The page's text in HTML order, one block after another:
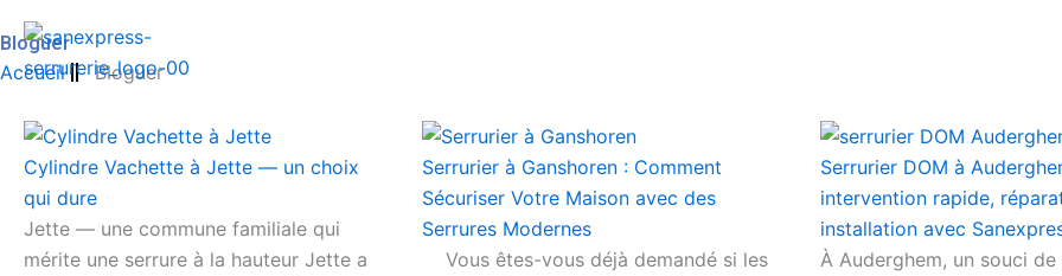
to
content
Bloguer
Accueil Bloguer
Cylindre Vachette à Jette — un choix
qui dure
Jette — une commune familiale qui
mérite une serrure à la hauteur Jette a
Serrurier à Ganshoren : Comment
Sécuriser Votre Maison avec des
Serrures Modernes
Vous êtes-vous déjà demandé si les
Serrurier DOM à
intervention rapide,
installation avec
À Auderghem, un souci
Page
Page
PagePage